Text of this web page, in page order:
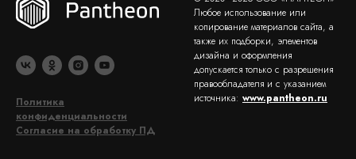
Политика
конфиденциальности
Согласие на обработку ПД
Любое использование или
копирование материалов сайта, а
также их подборки, элементов
дизайна и оформления
допускается только с разрешения
правообладателя и с указанием
источника: www.pantheon.ru